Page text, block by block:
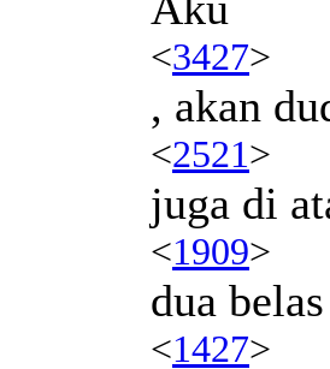
<3427>
, akan
<2521>
juga di
<1909>
dua belas
<1427>